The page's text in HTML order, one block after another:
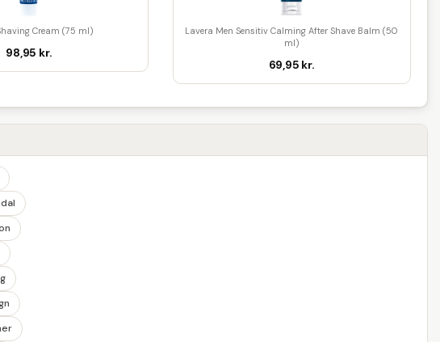
Cream (75 ml)
98,95 kr.
Lavera Men Sensitiv Calming After Shave Balm (50
ml)
69,95 kr.